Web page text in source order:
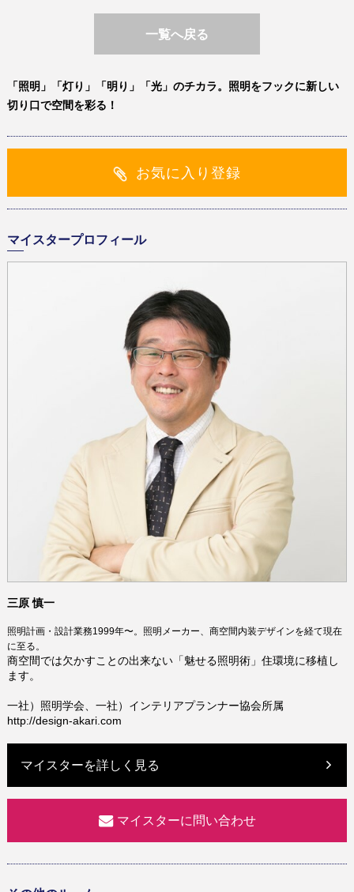
一覧へ戻る
「照明」「灯り」「明り」「光」のチカラ。照明をフックに新しい
切り口で空間を彩る！
お気に入り登録
マイスタープロフィール
三原 慎一
照明計画・設計業務1999年〜。照明メーカー、商空間内装デザインを経て現在
に至る。
商空間では欠かすことの出来ない「魅せる照明術」住環境に移植し
ます。
一社）照明学会、一社）インテリアプランナー協会所属
http://design-akari.com
マイスターを詳しく見る
マイスターに問い合わせ